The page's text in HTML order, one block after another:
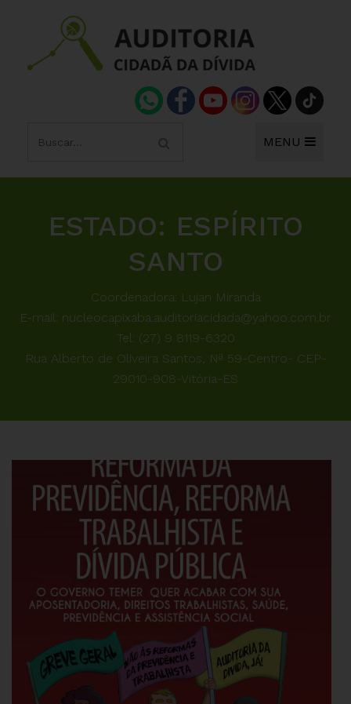
MENU
ESTADO: ESPÍRITO
SANTO
Coordenadora: Lujan Miranda
E-mail: nucleocapixaba.auditoriacidada@yahoo.com.br
Tel: (27) 9 8119-6320
Rua Alberto de Oliveira Santos, Nª 59-Centro- CEP-
29010-908-Vitória-ES